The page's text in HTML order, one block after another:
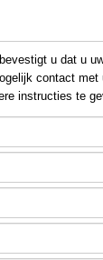
u dat u
contact met
instructies te